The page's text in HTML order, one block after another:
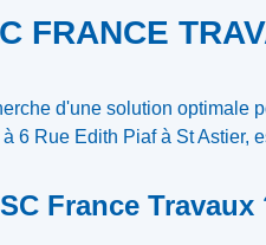
FRANCE
d'une solution optimale
6 Rue Edith Piaf à St Astier,
France Travaux